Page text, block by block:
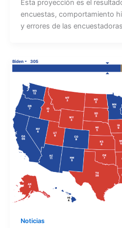
c
e
o
o
k
at
s
p
Esta proyección es el
encuestas, comportamiento
y errores de las
Noticias